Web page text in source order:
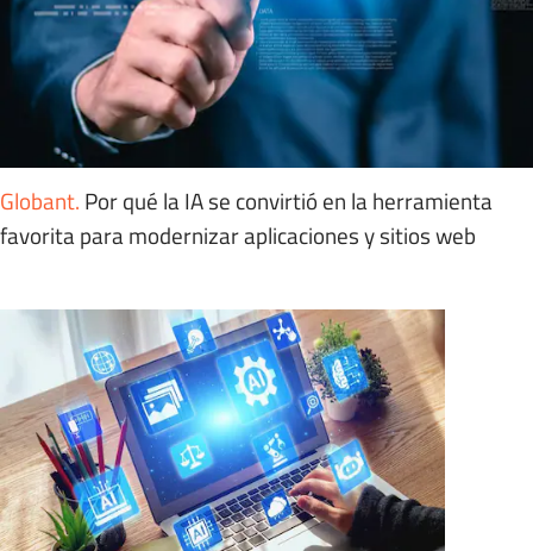
Globant. Por qué la IA se convirtió en la herramienta
favorita para modernizar aplicaciones y sitios web